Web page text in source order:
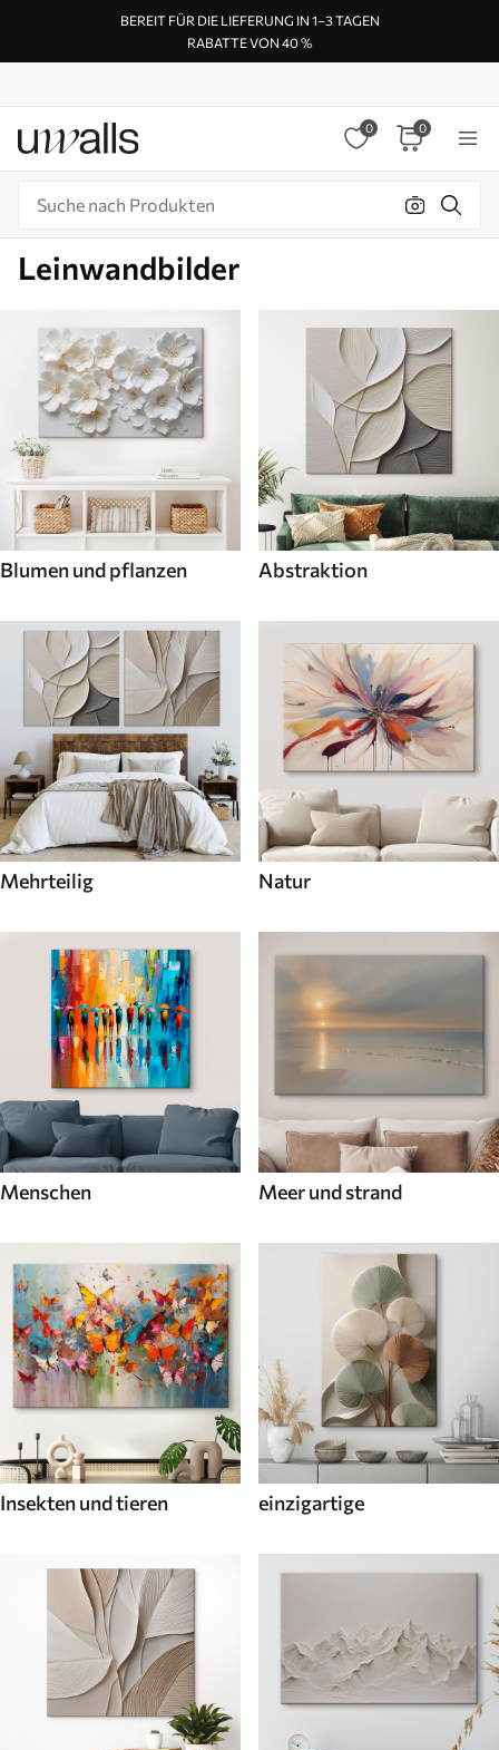
BEREIT FÜR DIE LIEFERUNG IN 1–3 TAGEN
RABATTE VON 40 %
0 0
Leinwandbilder
Blumen und pflanzen Abstraktion
Mehrteilig Natur
Menschen Meer und strand
Insekten und tieren einzigartige